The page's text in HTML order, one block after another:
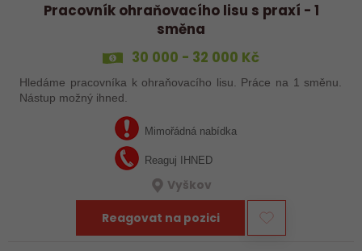
Pracovník ohraňovacího lisu s praxí - 1
směna
30 000 - 32 000 Kč
Hledáme pracovníka k ohraňovacího lisu. Práce na 1 směnu.
Nástup možný ihned.
Mimořádná nabídka
Reaguj IHNED
Vyškov
Reagovat na pozici